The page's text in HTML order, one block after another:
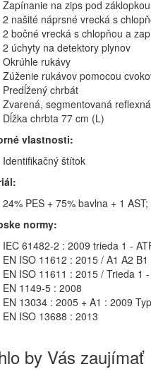
Zapínanie na zips pod
2 našité náprsné vrecká s
2 bočné vrecká s chlopňou a
2 úchyty na detektory plynov
Okrúhle rukávy
Zúženie rukávov pomocou
Predĺžený chrbát
Zvarená, segmentovaná
Dĺžka chrbta 77 cm (L)
vlastnosti:
Identifikačný štítok
24% PES + 75% bavlna + 1 AST;
normy:
IEC 61482-2 : 2009 trieda 1 -
EN ISO 11612 : 2015 / A1 A2 B1
EN ISO 11611 : 2015 / Trieda 1
EN 1149-5 : 2008
EN 13034 : 2005 + A1 : 2009
EN ISO 13688 : 2013
by Vás zaujímať